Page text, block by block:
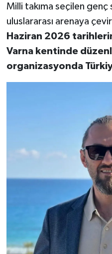
Milli takıma seçilen
uluslararası arenaya
Haziran 2026
Varna kentinde
organizasyonda